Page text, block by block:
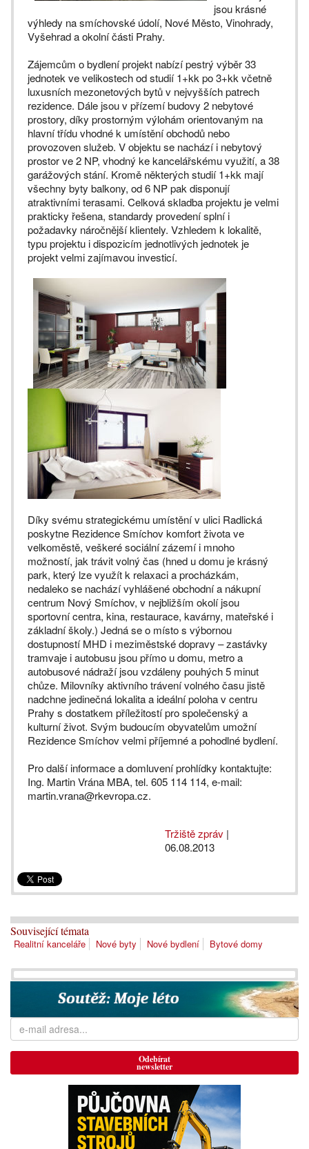
jsou krásné
výhledy na smíchovské údolí, Nové Město, Vinohrady,
Vyšehrad a okolní části Prahy.
Zájemcům o bydlení projekt nabízí pestrý výběr 33
jednotek ve velikostech od studií 1+kk po 3+kk včetně
luxusních mezonetových bytů v nejvyšších patrech
rezidence. Dále jsou v přízemí budovy 2 nebytové
prostory, díky prostorným výlohám orientovaným na
hlavní třídu vhodné k umístění obchodů nebo
provozoven služeb. V objektu se nachází i nebytový
prostor ve 2 NP, vhodný ke kancelářskému využití, a 38
garážových stání. Kromě některých studií 1+kk mají
všechny byty balkony, od 6 NP pak disponují
atraktivními terasami. Celková skladba projektu je velmi
prakticky řešena, standardy provedení splní i
požadavky náročnější klientely. Vzhledem k lokalitě,
typu projektu i dispozicím jednotlivých jednotek je
projekt velmi zajímavou investicí.
Díky svému strategickému umístění v ulici Radlická
poskytne Rezidence Smíchov komfort života ve
velkoměstě, veškeré sociální zázemí i mnoho
možností, jak trávit volný čas (hned u domu je krásný
park, který lze využít k relaxaci a procházkám,
nedaleko se nachází vyhlášené obchodní a nákupní
centrum Nový Smíchov, v nejbližším okolí jsou
sportovní centra, kina, restaurace, kavárny, mateřské i
základní školy.) Jedná se o místo s výbornou
dostupností MHD i meziměstské dopravy – zastávky
tramvaje i autobusu jsou přímo u domu, metro a
autobusové nádraží jsou vzdáleny pouhých 5 minut
chůze. Milovníky aktivního trávení volného času jistě
nadchne jedinečná lokalita a ideální poloha v centru
Prahy s dostatkem příležitostí pro společenský a
kulturní život. Svým budoucím obyvatelům umožní
Rezidence Smíchov velmi příjemné a pohodlné bydlení.
Pro další informace a domluvení prohlídky kontaktujte:
Ing. Martin Vrána MBA, tel. 605 114 114, e-mail:
martin.vrana@rkevropa.cz.
Tržiště zpráv |
06.08.2013
Související témata
Realitní kanceláře Nové byty Nové bydlení Bytové domy
Odebírat
newsletter